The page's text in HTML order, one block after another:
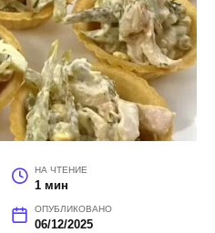
НА ЧТЕНИЕ
1 мин
ОПУБЛИКОВАНО
06/12/2025